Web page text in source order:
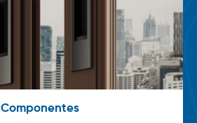
Componentes